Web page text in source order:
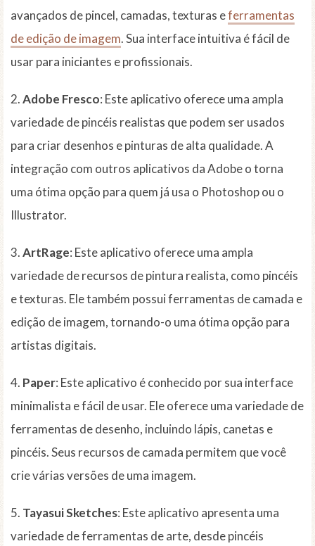
avançados de pincel, camadas, texturas eferramentas
de edição de imagem. Sua interface intuitiva é fácil de
usar para iniciantes e profissionais.
2.Adobe Fresco: Este aplicativo oferece uma ampla
variedade de pincéis realistas que podem ser usados ​​
para criar desenhos e pinturas de alta qualidade. A
integração com outros aplicativos da Adobe o torna
uma ótima opção para quem já usa o Photoshop ou o
Illustrator.
3.ArtRage: Este aplicativo oferece uma ampla
variedade de recursos de pintura realista, como pincéis
e texturas. Ele também possui ferramentas de camada e
edição de imagem, tornando-o uma ótima opção para
artistas digitais.
4. Paper: Este aplicativo é conhecido por sua interface
minimalista e fácil de usar. Ele oferece uma variedade de
ferramentas de desenho, incluindo lápis, canetas e
pincéis. Seus recursos de camada permitem que você
crie várias versões de uma imagem.
5. Tayasui Sketches: Este aplicativo apresenta uma
variedade de ferramentas de arte, desde pincéis